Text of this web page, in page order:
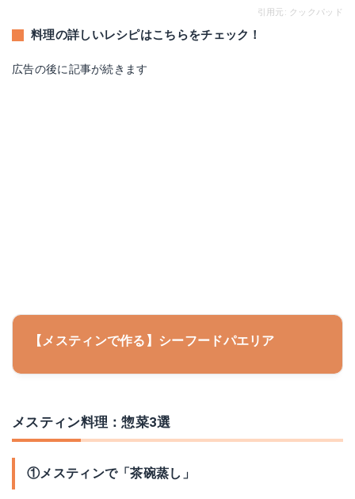
引用元: クックパッド
料理の詳しいレシピはこちらをチェック！
広告の後に記事が続きます
【メスティンで作る】シーフードパエリア
メスティン料理：惣菜3選
①メスティンで「茶碗蒸し」